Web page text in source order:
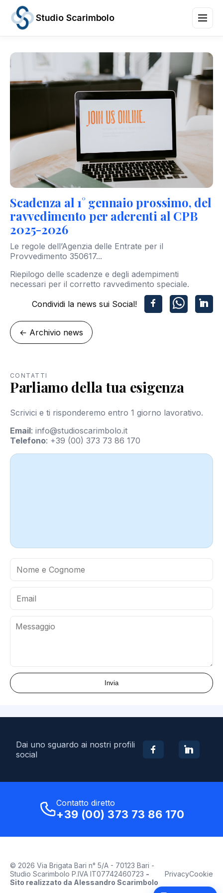
Studio Scarimbolo
di
Chi
siamo
Contatti
IT / EN
Scadenza al 1° gennaio prossimo, del
ravvedimento per aderenti al CPB
2025-2026
Le regole dell’Agenzia delle Entrate per il
Provvedimento 350617...
Riepilogo delle scadenze e degli adempimenti
necessari per il corretto ravvedimento speciale.
Condividi la news sui Social!
← Archivio news
CONTATTI
Parliamo della tua esigenza
Scrivici e ti risponderemo entro 1 giorno lavorativo.
Email: info@studioscarimbolo.it
Telefono: +39 (00) 373 73 86 170
Invia
Dai uno sguardo ai nostri profili
social
Contatto diretto
+39 (00) 373 73 86 170
© 2026 Via Brigata Bari n° 5/A - 70123 Bari -
Studio Scarimbolo P.IVA IT07742460723 -
Sito realizzato da Alessandro Scarimbolo
PrivacyCookie